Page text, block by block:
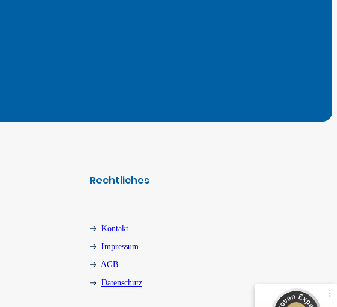
Rechtliches
Kontakt
Impressum
AGB
Datenschutz